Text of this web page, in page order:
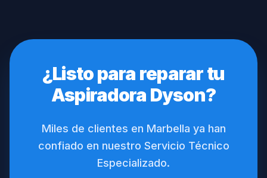
¿Listo para reparar tu
Aspiradora Dyson?
Miles de clientes en Marbella ya han
confiado en nuestro Servicio Técnico
Especializado.